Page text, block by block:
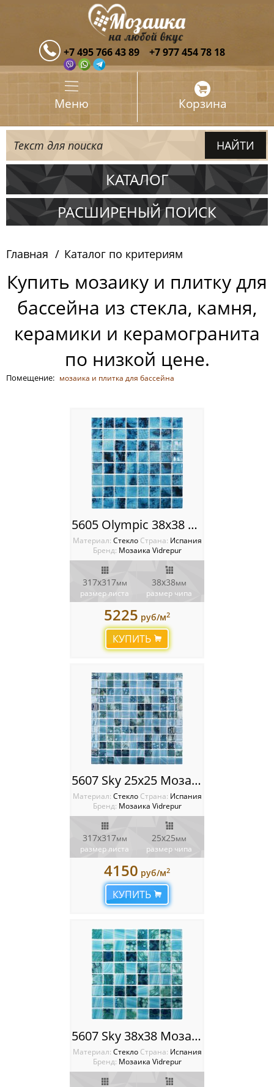
+7 495 766 43 89 +7 977 454 78 18
Меню Корзина
КАТАЛОГ
Испания
Китай
Россия
РАСШИРЕНЫЙ ПОИСК
Главная Каталог по критериям
Купить мозаику и плитку для
бассейна из стекла, камня,
керамики и керамогранита
по низкой цене.
Помещение: мозаика и плитка для бассейна
5605 Olympic 38x38 Мозаика Vidrepur Nature
Материал: Стекло Cтрана: Испания
Бренд: Мозаика Vidrepur
317х317мм
размер листа
38х38мм
размер чипа
5225 руб/м2
КУПИТЬ
5607 Sky 25x25 Мозаика Vidrepur Nature
Материал: Стекло Cтрана: Испания
Бренд: Мозаика Vidrepur
317х317мм
размер листа
25х25мм
размер чипа
4150 руб/м2
КУПИТЬ
5607 Sky 38x38 Мозаика Vidrepur Nature
Материал: Стекло Cтрана: Испания
Бренд: Мозаика Vidrepur